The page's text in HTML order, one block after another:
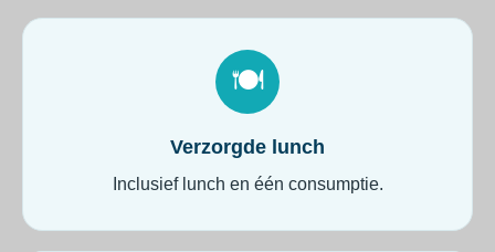
🍽️
Verzorgde lunch
Inclusief lunch en één consumptie.